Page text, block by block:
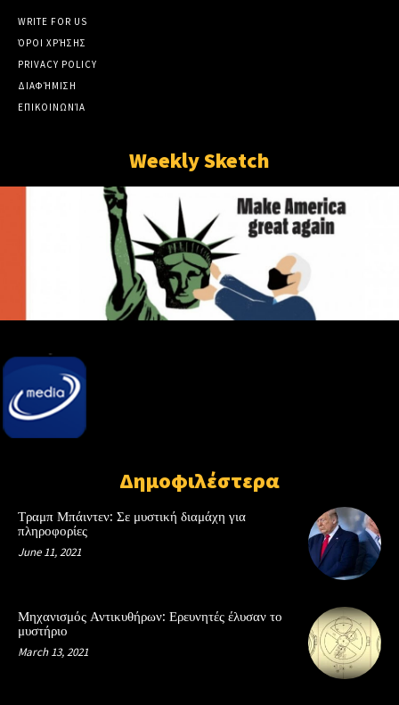
WRITE FOR US
ΌΡΟΙ ΧΡΉΣΗΣ
PRIVACY POLICY
ΔΙΑΦΉΜΙΣΗ
ΕΠΙΚΟΙΝΩΝΊΑ
Weekly Sketch
Δημοφιλέστερα
Τραμπ Μπάιντεν: Σε μυστική διαμάχη για
πληροφορίες
June 11, 2021
Μηχανισμός Αντικυθήρων: Ερευνητές έλυσαν το
μυστήριο
March 13, 2021